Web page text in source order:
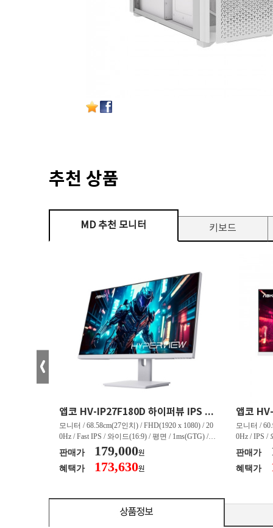
추천 상품
MD 추천 모니터 키보드
앱코 HV-IP27F180D 하이퍼뷰 IPS FHD 200 HDR 무결점
모니터 / 68.58cm(27인치) / FHD(1920 x 1080) / 20
0Hz / Fast IPS / 와이드(16:9) / 평면 / 1ms(GTG) / 3
50nit / 1,000:1 / 헤드폰 아웃 / LED 조명 / 틸트(상
하) / 6kg / [색상영역] / sRGB:128% / Adobe RGB:8
5% / DCI-P3:91% / NTSC:90% / [게임특화] / 조준
판매가 179,000원
혜택가 173,630원
모니터 /
0Hz / IPS /
50nit /
하) / 4.9kg
80% / DCI-
판매가
혜택가